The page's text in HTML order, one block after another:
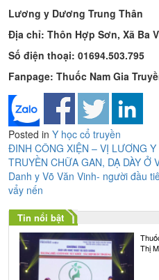
Lương y Dương Trung Thân
Địa chỉ: Thôn Hợp Sơn, Xã Ba
Số điện thoại: 01694.503.795
Fanpage: Thuốc Nam Gia
Posted in Y học cổ truyền
Điều
hướng
bài
viết
ĐINH CÔNG XIỆN – VỊ LƯƠNG
TRUYỀN CHỮA GAN, DẠ DÀY Ở
Danh y Võ Văn Vinh- người đầu
vẩy nến
Tin nổi bật
Thị